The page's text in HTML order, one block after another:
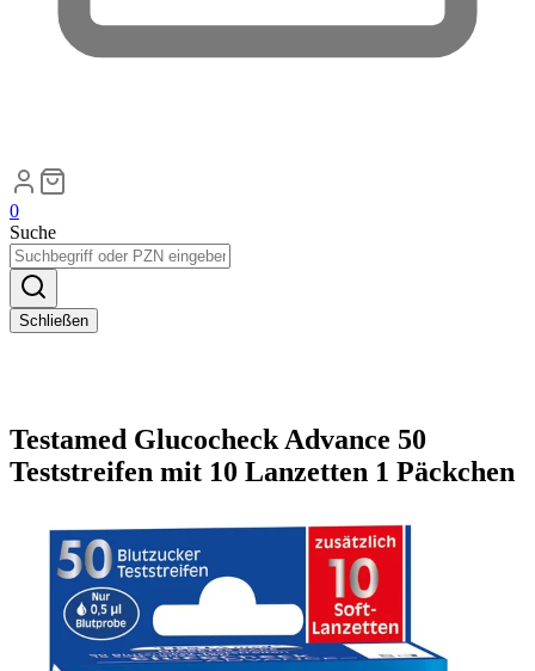
0
Suche
Schließen
Testamed Glucocheck Advance 50
Teststreifen mit 10 Lanzetten 1 Päckchen